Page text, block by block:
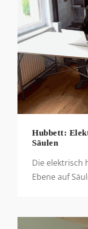
Hubbett:
Säulen
Die elektrisch
Ebene auf